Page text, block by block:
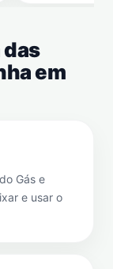
das
em
Gás e
e usar o